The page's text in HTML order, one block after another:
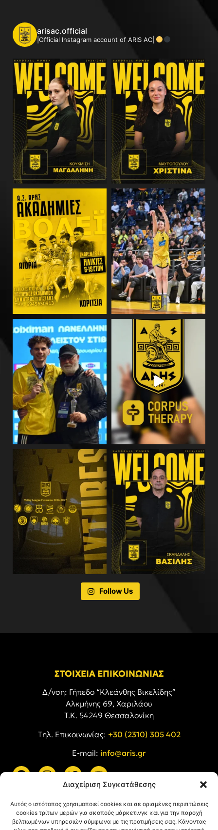
Διαχείριση Συγκατάθεσης
Αυτός ο ιστότοπος χρησιμοποιεί cookies και σε ορισμένες περιπτώσεις
cookies τρίτων μερών για σκοπούς μάρκετινγκ και για την παροχή
βελτιωμένων υπηρεσιών σύμφωνα με τις προτιμήσεις σας. Κάνοντας
arisac.official
|Official Instagram account of ARIS AC|
Follow Us
ΣΤΟΙΧΕΙΑ ΕΠΙΚΟΙΝΩΝΙΑΣ
Δ/νση: Γήπεδο “Κλεάνθης Βικελίδης”
Αλκμήνης 69, Χαριλάου
Τ.Κ. 54249 Θεσσαλονίκη
Tηλ. Επικοινωνίας: +30 (2310) 305 402
E-mail: info@aris.gr